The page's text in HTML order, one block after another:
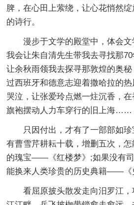
脾，在心田上萦绕，让心花悄然
的诗行。
漫步于文学的殿堂中，体会文
我会让朱自清先生带我去寻找那70
让余秋雨领我去探寻那敦煌的奥
过西班牙和德意志迎着撒哈拉的
哭泣，让张爱玲点燃一炷沉香，
旗袍摆动人力车穿行的旧上海……
只因付出，才有了一部部如
有曹雪芹耕耘十载，增删五次，
的瑰宝——《红楼梦》;如果没有
能换来人类珍贵的历史典籍——
看屈原披头散发走向汨罗江